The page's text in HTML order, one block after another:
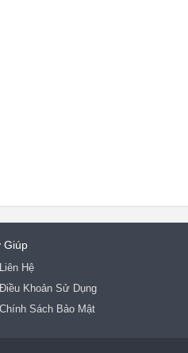
Giúp
Liên Hệ
Điều Khoản Sử Dụng
Chính Sách Bảo Mật